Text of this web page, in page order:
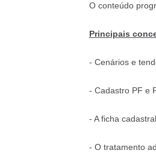
O conteúdo
Principais
- Cenários e
- Cadastro PF e
- A ficha
- O tratamento